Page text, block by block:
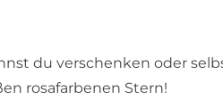
du verschenken oder
rosafarbenen Stern!